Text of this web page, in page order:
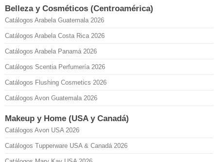
Belleza y Cosméticos (Centroamérica)
Catálogos Arabela Guatemala 2026
Catálogos Arabela Costa Rica 2026
Catálogos Arabela Panamá 2026
Catálogos Scentia Perfumería 2026
Catálogos Flushing Cosmetics 2026
Catálogos Avon Guatemala 2026
Makeup y Home (USA y Canadá)
Catálogos Avon USA 2026
Catálogos Tupperware USA & Canadá 2026